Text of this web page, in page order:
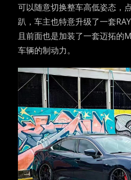
可以随意切换整车高低姿态，
趴，车主也特意升级了一套
且前面也是加装了一套迈拓的
车辆的制动力。